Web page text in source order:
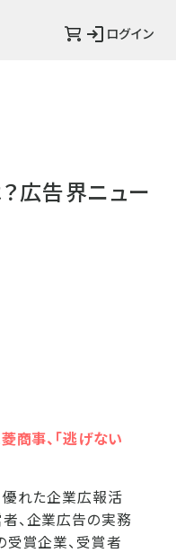
ログイン
広告界ニュー
商事、「逃げない
れた企業広報活
、企業広告の実務
受賞企業、受賞者